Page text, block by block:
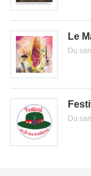
Le
Du
Du